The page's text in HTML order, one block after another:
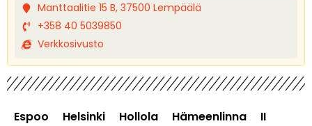
Manttaalitie 15 B, 37500 Lempäälä
+358 40 5039850
Verkkosivusto
Espoo Helsinki Hollola Hämeenlinna
II